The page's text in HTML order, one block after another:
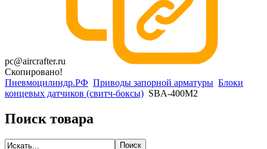
pc@aircrafter.ru
Скопировано!
Пневмоцилиндр.РФ Приводы запорной арматуры Блоки
концевых датчиков (свитч-боксы) SBA-400M2
Поиск товара